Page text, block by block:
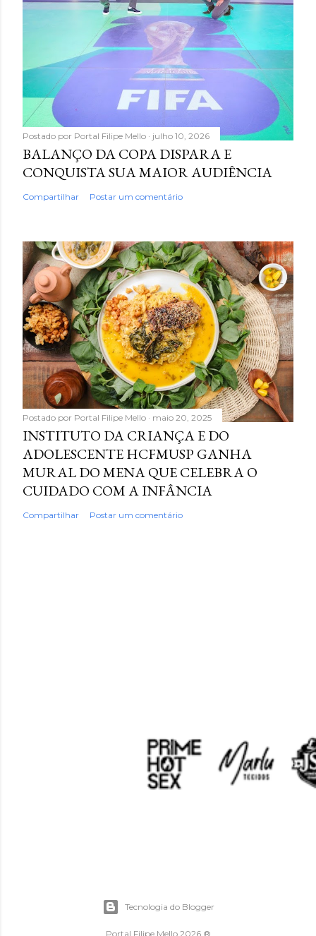
Postado por Portal Filipe Mello julho 10, 2026
BALANÇO DA COPA DISPARA E
CONQUISTA SUA MAIOR AUDIÊNCIA
Compartilhar Postar um comentário
Postado por Portal Filipe Mello maio 20, 2025
INSTITUTO DA CRIANÇA E DO
ADOLESCENTE HCFMUSP GANHA
MURAL DO MENA QUE CELEBRA O
CUIDADO COM A INFÂNCIA
Compartilhar Postar um comentário
Tecnologia do Blogger
Portal Filipe Mello 2026 ®